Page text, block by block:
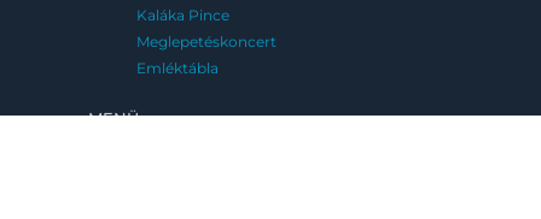
Kaláka Pince
Meglepetéskoncert
Emléktábla
MENÜ